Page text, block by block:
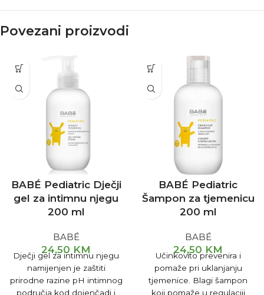
Povezani proizvodi
BABÉ Pediatric Dječji
gel za intimnu njegu
200 ml
BABÉ
24,50 KM
Dječji gel za intimnu njegu
namijenjen je zaštiti
prirodne razine pH intimnog
područja kod dojenčadi i
BABÉ Pediatric
Šampon za tjemenicu
200 ml
BABÉ
24,50 KM
Učinkovito prevenira i
pomaže pri uklanjanju
tjemenice. Blagi šampon
koji pomaže u regulaciji